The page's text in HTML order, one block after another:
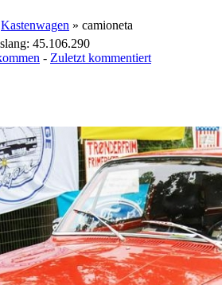
Kastenwagen » camioneta
45.106.290
- Zuletzt kommentiert